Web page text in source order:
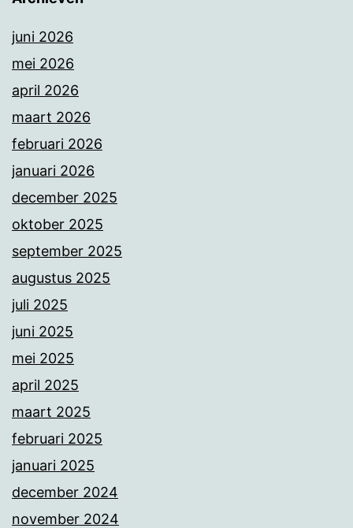
juni 2026
mei 2026
april 2026
maart 2026
februari 2026
januari 2026
december 2025
oktober 2025
september 2025
augustus 2025
juli 2025
juni 2025
mei 2025
april 2025
maart 2025
februari 2025
januari 2025
december 2024
november 2024